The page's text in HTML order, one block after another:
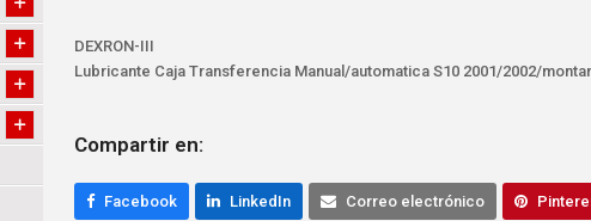
DEXRON-III
Lubricante Caja Transferencia Manual/automatica S10 2001/2002/
Compartir en:
Facebook LinkedIn Correo electrónico